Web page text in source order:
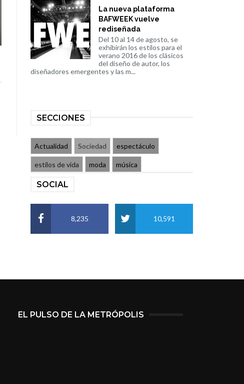
La nueva plataforma
BAFWEEK vuelve
rediseñada
Del 10 al 14 de agosto, se
exhibirán los estilos para el
verano 2016 de los clásicos
del diseño de autor, los
diseñadores emergentes y las m...
SECCIONES
Actualidad Sociedad espectáculo
estilos de vida moda música
SOCIAL
8,235 10,591
EL PULSO DE LA METRÓPOLIS